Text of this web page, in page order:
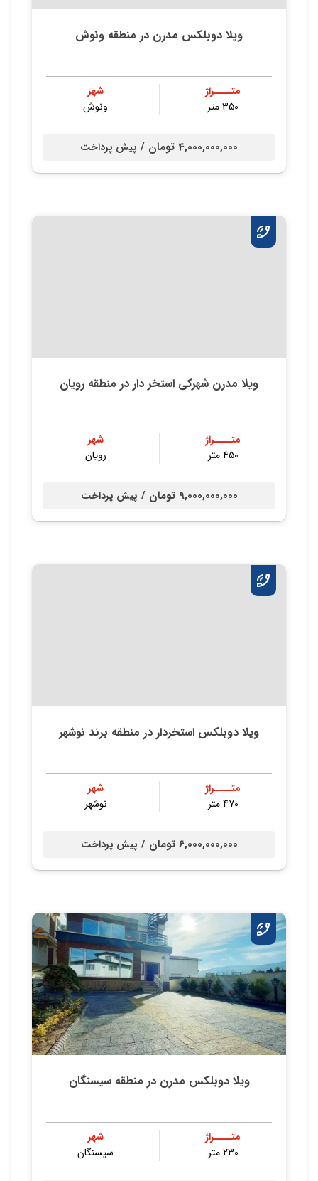
ویلا دوبلکس مدرن در منطقه ونوش
متــــراژ
350 متر
شهر
ونوش
4,000,000,000 تومان / پیش پرداخت
ویلا مدرن شهركی استخر دار در منطقه رویان
متــــراژ
450 متر
شهر
رویان
9,000,000,000 تومان / پیش پرداخت
ویلا دوبلکس استخردار در منطقه برند نوشهر
متــــراژ
470 متر
شهر
نوشهر
6,000,000,000 تومان / پیش پرداخت
ویلا دوبلکس مدرن در منطقه سیسنگان
متــــراژ
230 متر
شهر
سیسنگان